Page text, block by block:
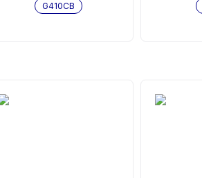
G410CB